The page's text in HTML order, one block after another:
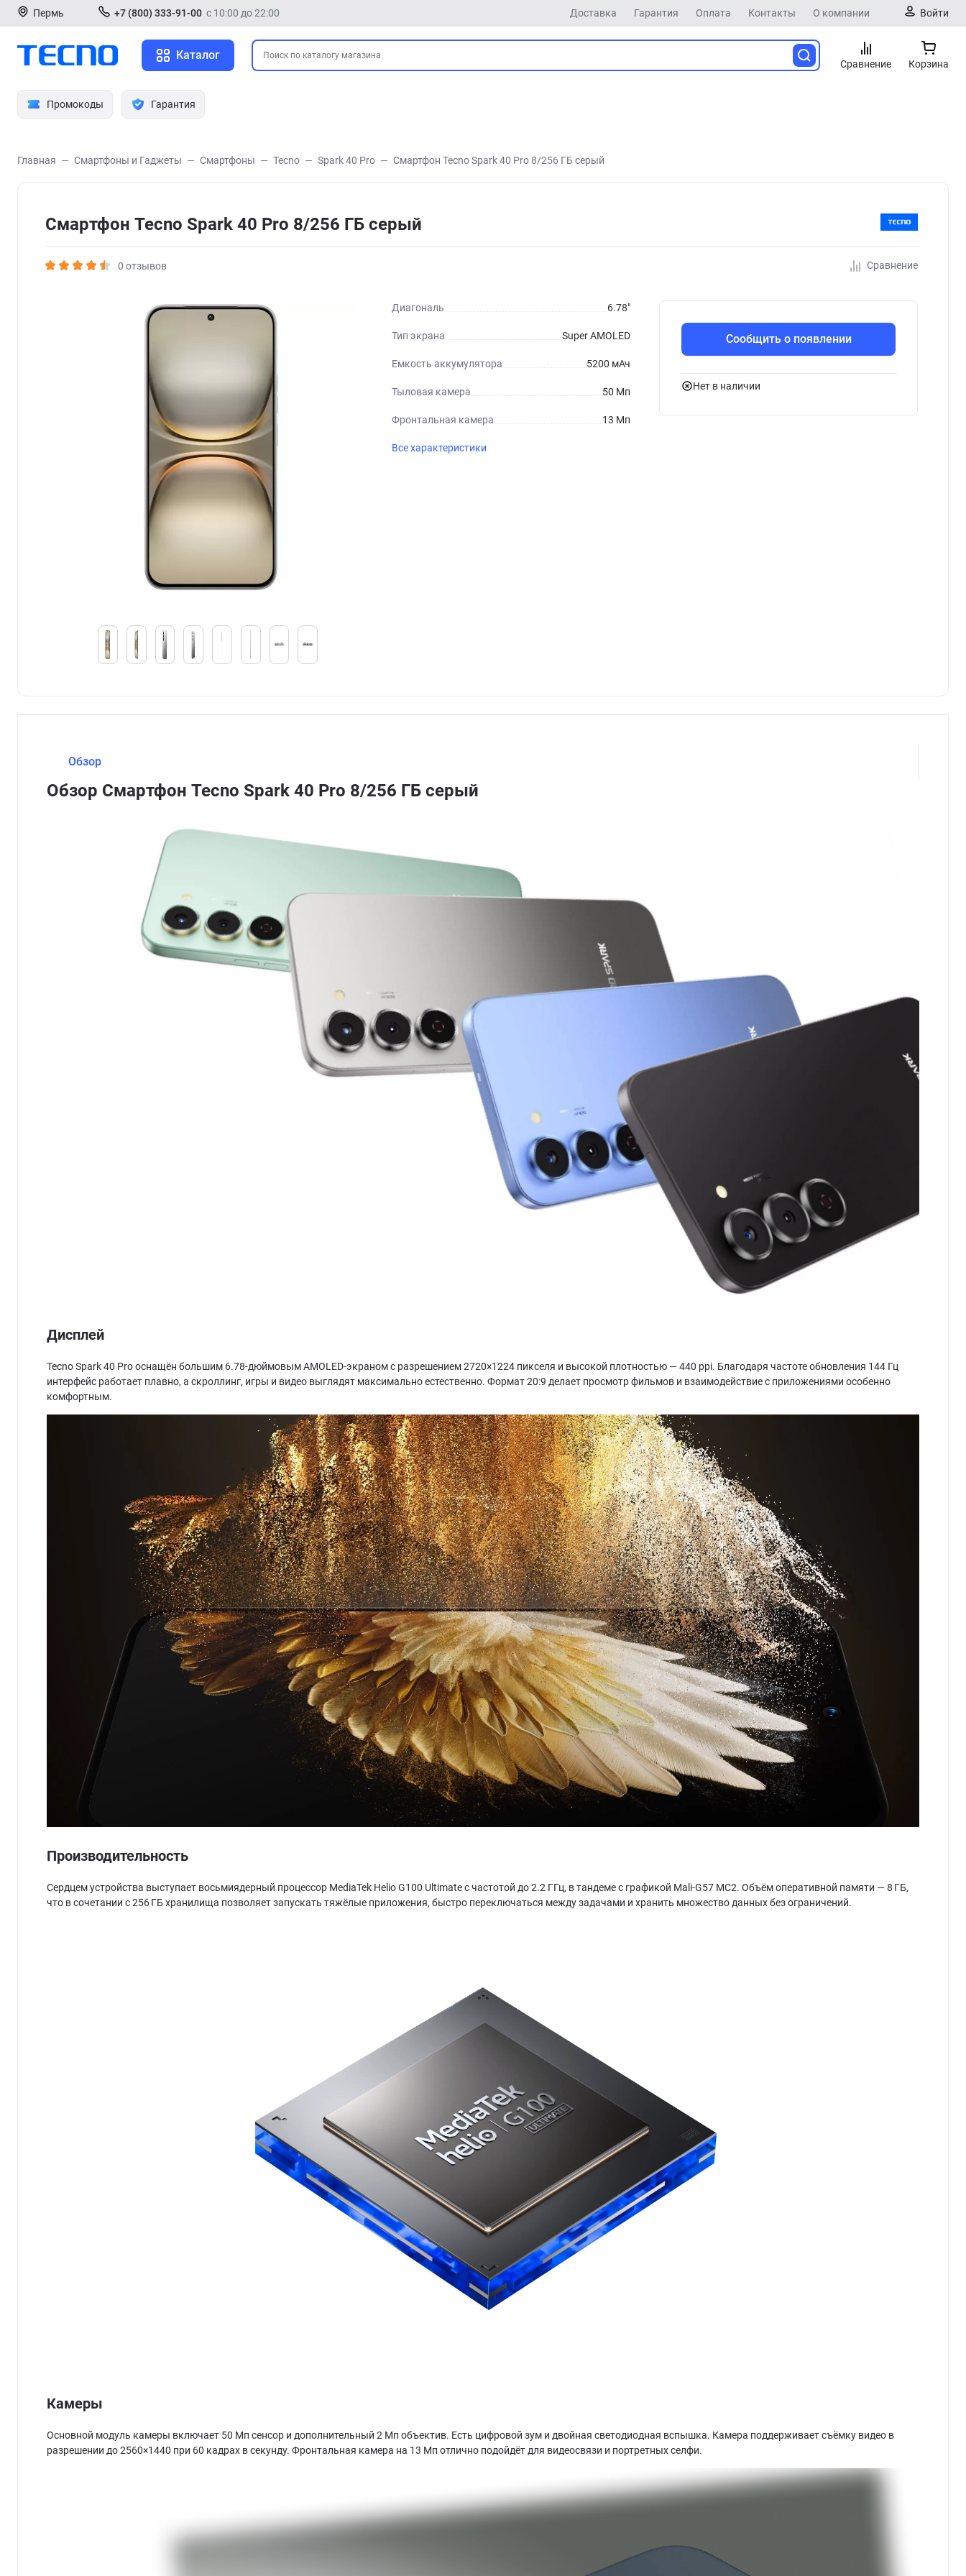
Пермь +7 (800) 333-91-00 с 10:00 до 22:00 Доставка Гарантия Оплата Контакты О компании Войти
Каталог
Сравнение Корзина
Промокоды Гарантия
Главная Смартфоны и Гаджеты Смартфоны Tecno Spark 40 Pro Смартфон Tecno Spark 40 Pro 8/256 ГБ серый
Смартфон Tecno Spark 40 Pro 8/256 ГБ серый
0 отзывов Сравнение
Диагональ 6.78"
Тип экрана Super AMOLED
Емкость аккумулятора 5200 мАч
Тыловая камера 50 Мп
Фронтальная камера 13 Мп
Все характеристики
Сообщить о появлении
Нет в наличии
Обзор
Обзор Смартфон Tecno Spark 40 Pro 8/256 ГБ серый
Дисплей
Tecno Spark 40 Pro оснащён большим 6.78-дюймовым AMOLED-экраном с разрешением 2720×1224 пикселя и высокой плотностью — 440 ppi. Благодаря частоте обновления 144 Гц
интерфейс работает плавно, а скроллинг, игры и видео выглядят максимально естественно. Формат 20:9 делает просмотр фильмов и взаимодействие с приложениями особенно
комфортным.
Производительность
Сердцем устройства выступает восьмиядерный процессор MediaTek Helio G100 Ultimate с частотой до 2.2 ГГц, в тандеме с графикой Mali-G57 MC2. Объём оперативной памяти — 8 ГБ,
что в сочетании с 256 ГБ хранилища позволяет запускать тяжёлые приложения, быстро переключаться между задачами и хранить множество данных без ограничений.
Камеры
Основной модуль камеры включает 50 Мп сенсор и дополнительный 2 Мп объектив. Есть цифровой зум и двойная светодиодная вспышка. Камера поддерживает съёмку видео в
разрешении до 2560×1440 при 60 кадрах в секунду. Фронтальная камера на 13 Мп отлично подойдёт для видеосвязи и портретных селфи.